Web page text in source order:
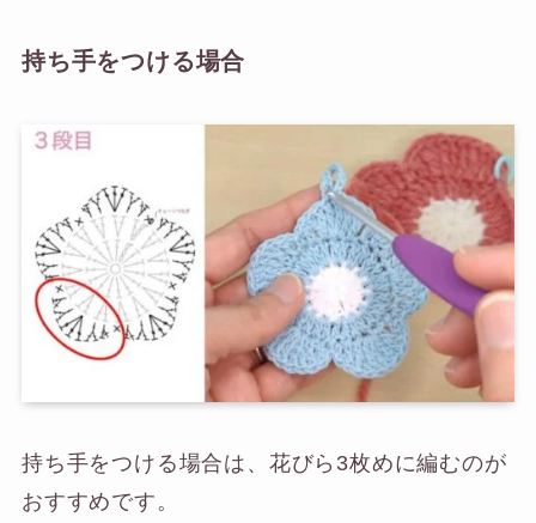
持ち手をつける場合
持ち手をつける場合は、花びら3枚めに編むのが
おすすめです。